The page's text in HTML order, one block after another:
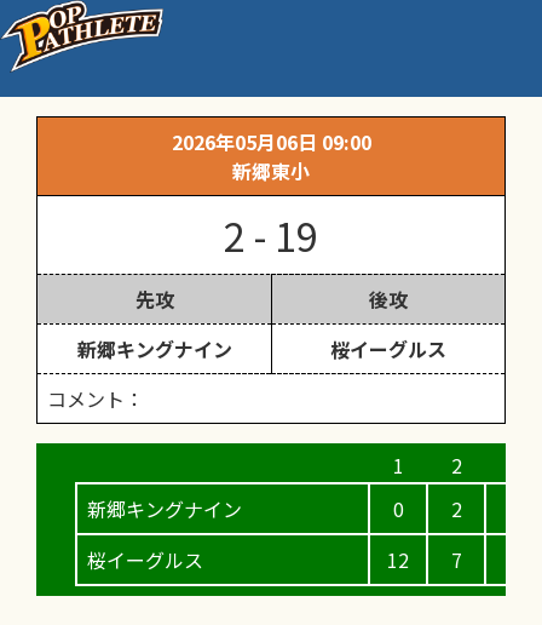
練習試合（高学年）
2026年05月06日 09:00
新郷東小
2 - 19
先攻
後攻
新郷キングナイン
桜イーグルス
コメント：
新郷キングナイン
桜イーグルス
0
12
2
7